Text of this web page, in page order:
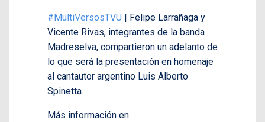
#MultiVersosTVU | Felipe Larrañaga y
Vicente Rivas, integrantes de la banda
Madreselva, compartieron un adelanto de
lo que será la presentación en homenaje
al cantautor argentino Luis Alberto
Spinetta.
Más información en